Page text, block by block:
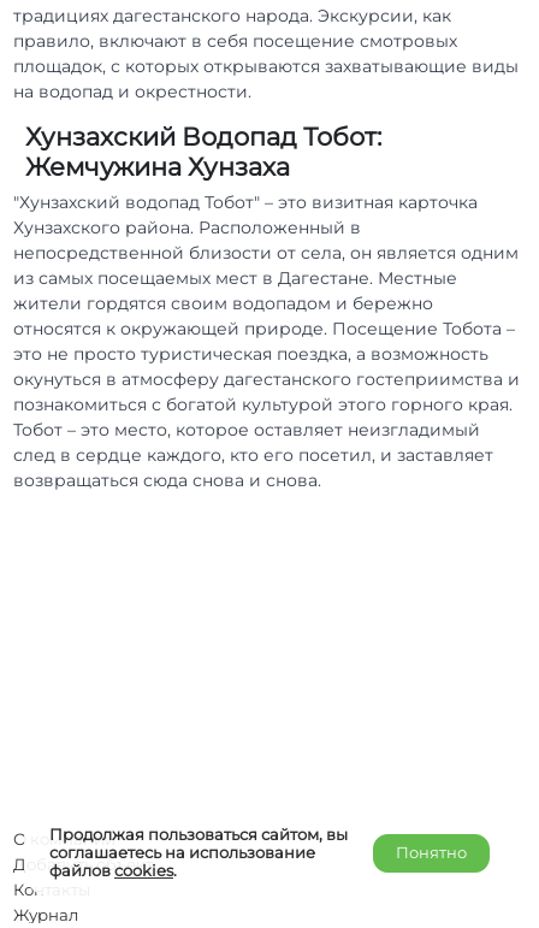
традициях дагестанского народа. Экскурсии, как
правило, включают в себя посещение смотровых
площадок, с которых открываются захватывающие виды
на водопад и окрестности.
Хунзахский Водопад Тобот:
Жемчужина Хунзаха
"Хунзахский водопад Тобот" – это визитная карточка
Хунзахского района. Расположенный в
непосредственной близости от села, он является одним
из самых посещаемых мест в Дагестане. Местные
жители гордятся своим водопадом и бережно
относятся к окружающей природе. Посещение Тобота –
это не просто туристическая поездка, а возможность
окунуться в атмосферу дагестанского гостеприимства и
познакомиться с богатой культурой этого горного края.
Тобот – это место, которое оставляет неизгладимый
след в сердце каждого, кто его посетил, и заставляет
возвращаться сюда снова и снова.
Продолжая пользоваться сайтом, вы
соглашаетесь на использование
файловcookies.
Понятно
О компании
Добавить объект
Контакты
Журнал